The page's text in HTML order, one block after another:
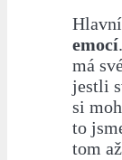
emocí
má
jestli
si
to
tom